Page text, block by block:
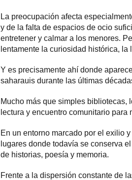
La preocupación afecta
y de la falta de espacios de ocio
entretener y calmar a los menores.
lentamente la curiosidad histórica,
Y es precisamente ahí donde
saharauis durante las últimas
Mucho más que simples bibliotecas,
lectura y encuentro comunitario
En un entorno marcado por el exilio
lugares donde todavía se conserva
de historias, poesía y memoria.
Frente a la dispersión constante de